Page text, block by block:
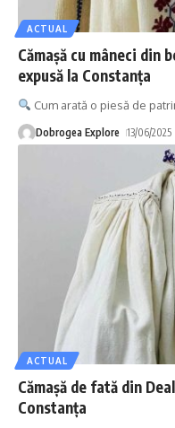
ACTUAL
Cămașă cu mâneci din
expusă la Constanța
Cum arată o piesă de
Dobrogea Explore 13/06/2025
ACTUAL
Cămașă de fată din
Constanța